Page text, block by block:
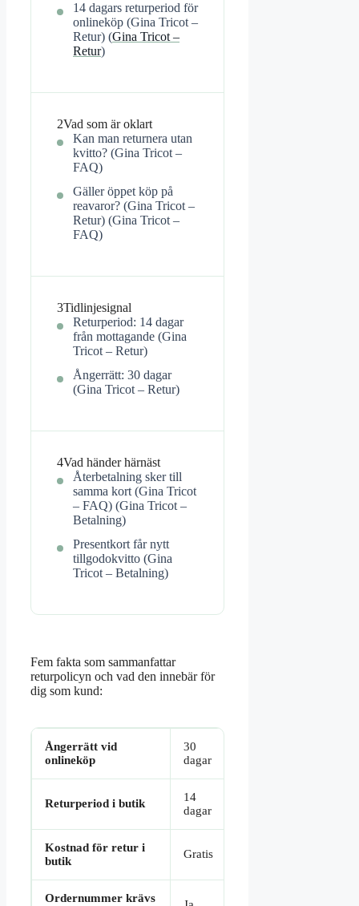
14 dagars returperiod för
onlineköp (Gina Tricot –
Retur) (Gina Tricot –
Retur)
2Vad som är oklart
Kan man returnera utan
kvitto? (Gina Tricot –
FAQ)
Gäller öppet köp på
reavaror? (Gina Tricot –
Retur) (Gina Tricot –
FAQ)
3Tidlinjesignal
Returperiod: 14 dagar
från mottagande (Gina
Tricot – Retur)
Ångerrätt: 30 dagar
(Gina Tricot – Retur)
4Vad händer härnäst
Återbetalning sker till
samma kort (Gina Tricot
– FAQ) (Gina Tricot –
Betalning)
Presentkort får nytt
tillgodokvitto (Gina
Tricot – Betalning)
Fem fakta som sammanfattar
returpolicyn och vad den innebär för
dig som kund:
Ångerrätt vid
onlineköp
30
dagar
Returperiod i butik
14
dagar
Kostnad för retur i
butik
Gratis
Ordernummer krävs